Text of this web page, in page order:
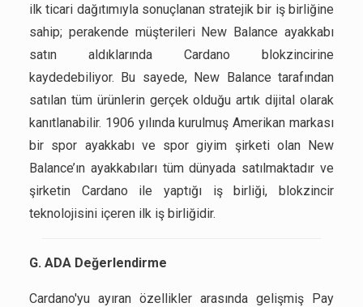
ilk ticari dağıtımıyla sonuçlanan stratejik bir iş birliğine
sahip; perakende müşterileri New Balance ayakkabı
satın aldıklarında Cardano blokzincirine
kaydedebiliyor. Bu sayede, New Balance tarafından
satılan tüm ürünlerin gerçek olduğu artık dijital olarak
kanıtlanabilir. 1906 yılında kurulmuş Amerikan markası
bir spor ayakkabı ve spor giyim şirketi olan New
Balance’ın ayakkabıları tüm dünyada satılmaktadır ve
şirketin Cardano ile yaptığı iş birliği, blokzincir
teknolojisini içeren ilk iş birliğidir.
G. ADA Değerlendirme
Cardano'yu ayıran özellikler arasında gelişmiş Pay